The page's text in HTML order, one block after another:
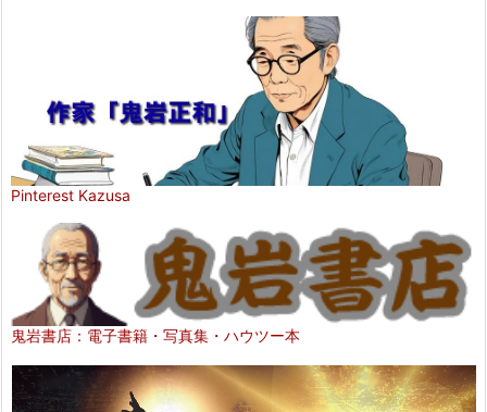
Pinterest Kazusa
鬼岩書店：電子書籍・写真集・ハウツー本